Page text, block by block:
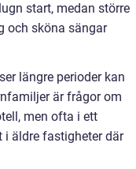
start, medan större
och sköna sängar
längre perioder kan
är frågor om
men ofta i ett
i äldre fastigheter där